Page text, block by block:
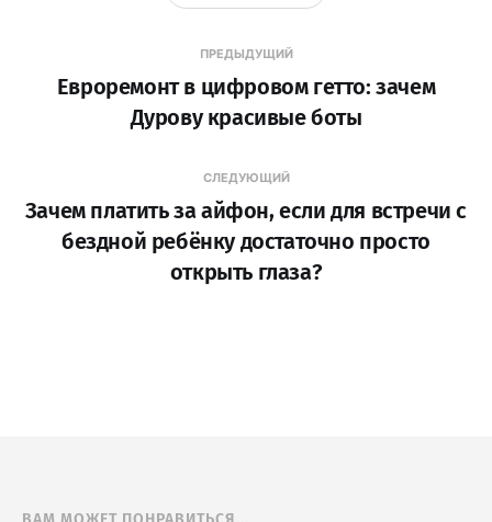
ПРЕДЫДУЩИЙ
Евроремонт в цифровом гетто: зачем
Дурову красивые боты
СЛЕДУЮЩИЙ
Зачем платить за айфон, если для встречи с
бездной ребёнку достаточно просто
открыть глаза?